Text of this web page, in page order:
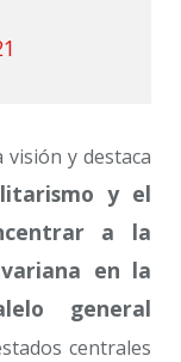
y destaca
y el
a la
en la
general
centrales